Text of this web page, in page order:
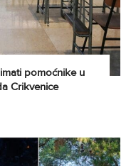
pomoćnike u
Crikvenice